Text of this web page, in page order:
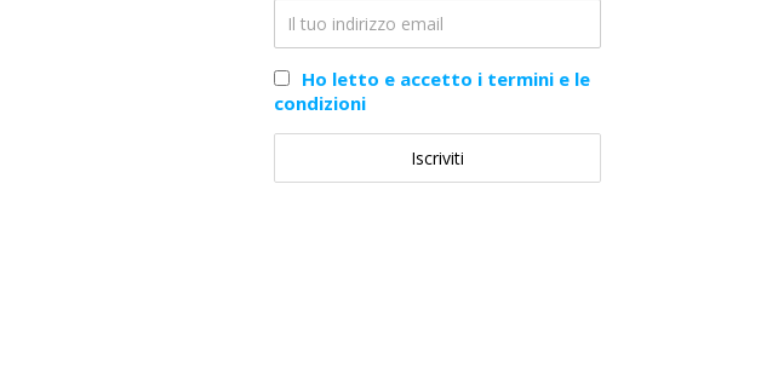
Ho letto e accetto i termini e le
condizioni